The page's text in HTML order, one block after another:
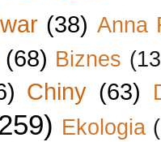
(38) Anna
(68) Biznes
Chiny (63)
Ekologia